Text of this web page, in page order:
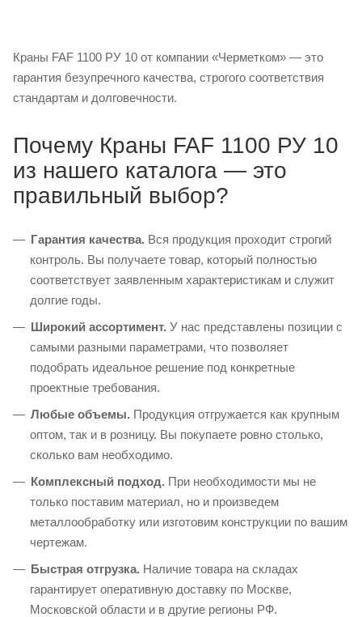
Краны FAF 1100 РУ 10 от компании «Черметком» — это
гарантия безупречного качества, строгого соответствия
стандартам и долговечности.
Почему Краны FAF 1100 РУ 10
из нашего каталога — это
правильный выбор?
Гарантия качества. Вся продукция проходит строгий
контроль. Вы получаете товар, который полностью
соответствует заявленным характеристикам и служит
долгие годы.
Широкий ассортимент. У нас представлены позиции с
самыми разными параметрами, что позволяет
подобрать идеальное решение под конкретные
проектные требования.
Любые объемы. Продукция отгружается как крупным
оптом, так и в розницу. Вы покупаете ровно столько,
сколько вам необходимо.
Комплексный подход. При необходимости мы не
только поставим материал, но и произведем
металлообработку или изготовим конструкции по вашим
чертежам.
Быстрая отгрузка. Наличие товара на складах
гарантирует оперативную доставку по Москве,
Московской области и в другие регионы РФ.